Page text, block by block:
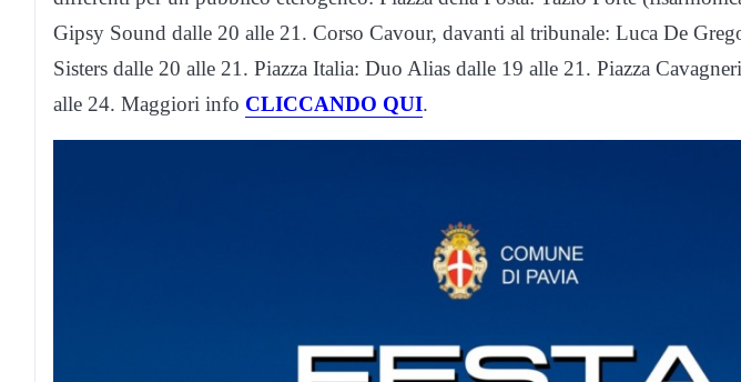
Gipsy Sound dalle 20 alle 21. Corso Cavour, davanti al tribunale: Luca De
Sisters dalle 20 alle 21. Piazza Italia: Duo Alias dalle 19 alle 21. Piazza
alle 24. Maggiori info CLICCANDO QUI.